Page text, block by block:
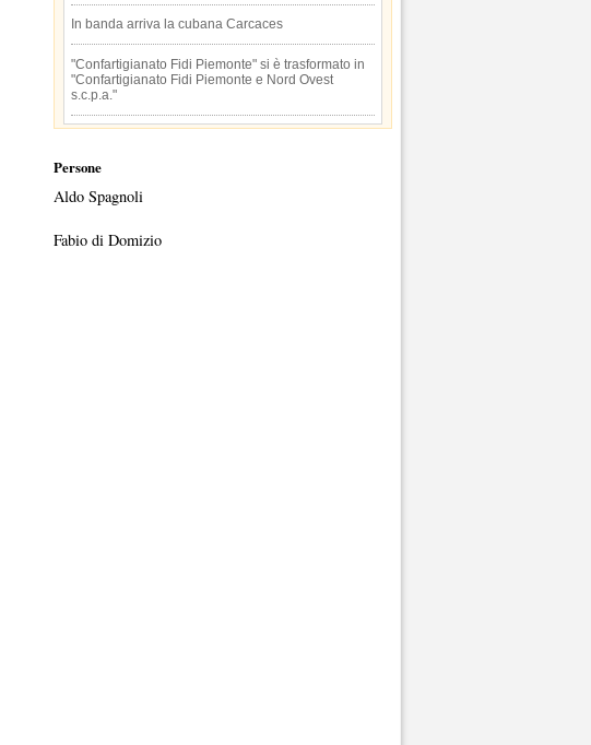
In banda arriva la cubana Carcaces
"Confartigianato Fidi Piemonte" si è trasformato in
"Confartigianato Fidi Piemonte e Nord Ovest
s.c.p.a."
Persone
Aldo Spagnoli
Fabio di Domizio